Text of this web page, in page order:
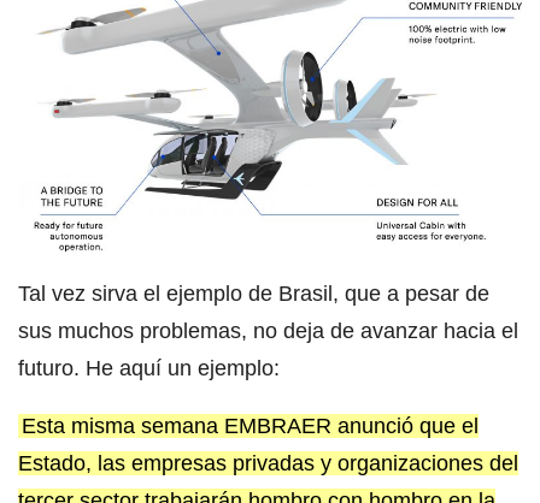
Tal vez sirva el ejemplo de Brasil, que a pesar de
sus muchos problemas, no deja de avanzar hacia el
futuro. He aquí un ejemplo:
Esta misma semana EMBRAER anunció que el
Estado, las empresas privadas y organizaciones del